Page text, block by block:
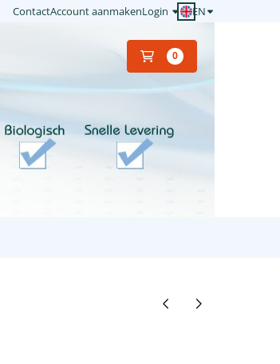
ContactAccount aanmakenLogin EN
0